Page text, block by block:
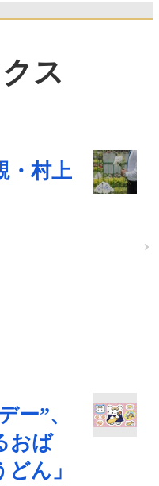
ス
・村上
ー”、
おば
ん」